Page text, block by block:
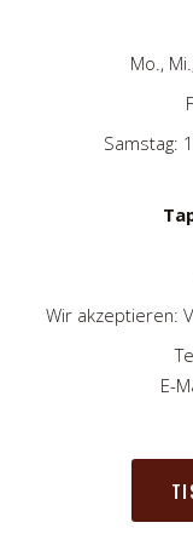
Mo.,
Samstag:
Wir akzeptieren:
E-